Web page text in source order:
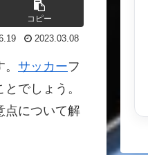
コピー
2023.03.08
サッカーフ
でしょう。
点について解